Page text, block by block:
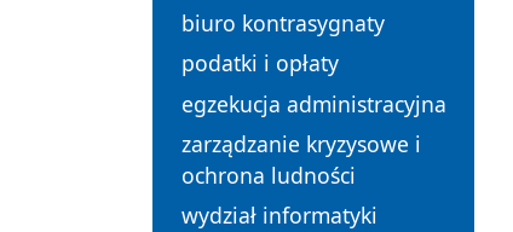
biuro kontrasygnaty
podatki i opłaty
egzekucja administracyjna
zarządzanie kryzysowe i
ochrona ludności
wydział informatyki